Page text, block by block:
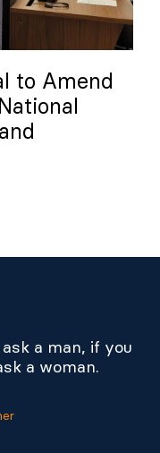
to Amend
a man, if you
a woman.